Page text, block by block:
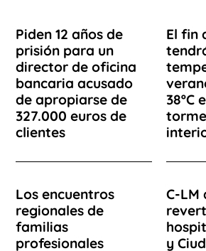
Piden 12 años de
prisión para un
director de oficina
bancaria acusado
de apropiarse de
327.000 euros de
clientes
El fin
38ºC
Los encuentros
regionales de
familias
profesionales
C-LM
y